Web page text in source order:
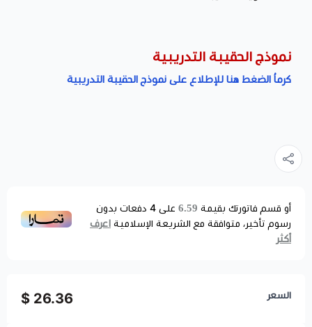
نموذج الحقيبة التدريبية
كرماُ الضغط هنا للإطلاع على نموذج الحقيبة التدريبية
أو قسم فاتورتك بقيمة 6.59 على 4 دفعات بدون
رسوم تأخير، متوافقة مع الشريعة الإسلامية اعرف
أكثر
السعر 26.36 $